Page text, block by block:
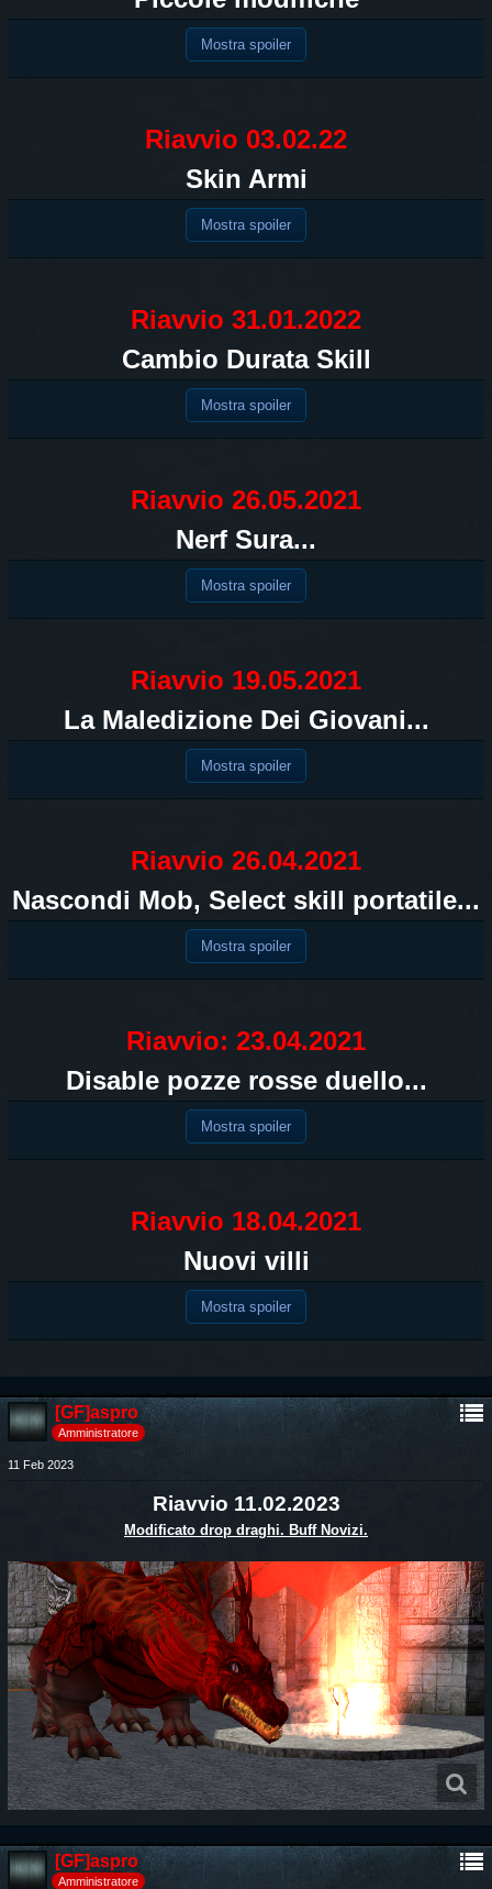
Mostra spoiler
Riavvio 03.02.22
Skin Armi
Mostra spoiler
Riavvio 31.01.2022
Cambio Durata Skill
Mostra spoiler
Riavvio 26.05.2021
Nerf Sura...
Mostra spoiler
Riavvio 19.05.2021
La Maledizione Dei Giovani...
Mostra spoiler
Riavvio 26.04.2021
Nascondi Mob, Select skill portatile...
Mostra spoiler
Riavvio: 23.04.2021
Disable pozze rosse duello...
Mostra spoiler
Riavvio 18.04.2021
Nuovi villi
Mostra spoiler
[GF]aspro
Amministratore
11 Feb 2023
Riavvio 11.02.2023
Modificato drop draghi. Buff Novizi.
[GF]aspro
Amministratore